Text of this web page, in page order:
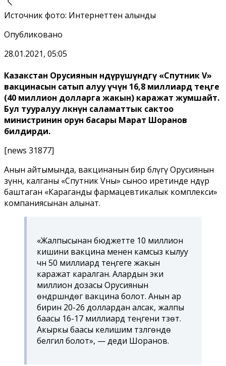
Источник фото: Интернеттен алынды
Опубликовано
28.01.2021, 05:05
Казакстан Орусиянын өндүрүшүндөгү «Спутник V»
вакцинасын сатып алуу үчүн 16,8 миллиард теңге
(40 миллион долларга жакын) каражат жумшайт.
Бул тууралуу өлкөнүн саламаттык сактоо
министринин орун басары Марат Шоранов
билдирди.
[news 31877]
Анын айтымында, вакцинанын бир бөлүгү Орусиянын
өзүнөн, калганы «Спутник Vны» сыноо иретинде өндүрө
баштаган «Караганды фармацевтикалык комплекси»
компаниясынан алынат.
«Жалпысынан бюджетте 10 миллион
кишини вакцина менен камсыз кылуу
үчүн 50 миллиард теңгеге жакын
каражат каралган. Алардын эки
миллион дозасы Орусиянын
өндүрүшүндөгү вакцина болот. Анын ар
бирин 20-26 доллардан алсак, жалпы
баасы 16-17 миллиард теңгени түзөт.
Акыркы баасы келишим түзүлгөндө
белгилүү болот», — деди Шоранов.